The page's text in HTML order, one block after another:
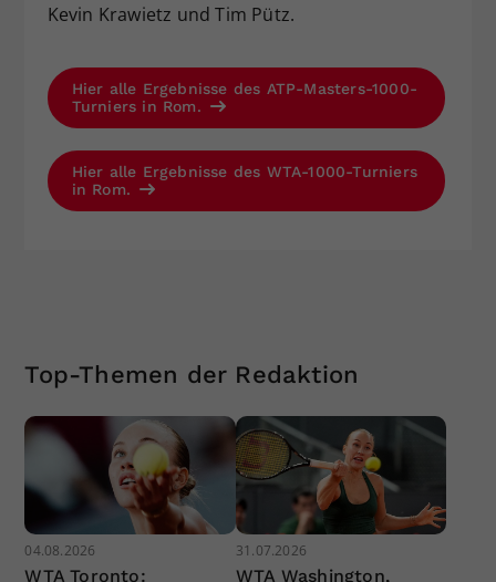
Kevin Krawietz und Tim Pütz.
Hier alle Ergebnisse des ATP-Masters-1000-
Turniers in Rom.
Hier alle Ergebnisse des WTA-1000-Turniers
in Rom.
Top-Themen der Redaktion
04.08.2026
WTA Toronto:
31.07.2026
WTA Washington,